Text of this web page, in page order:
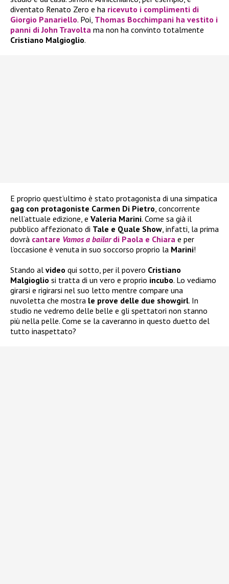
diventato Renato Zero e ha ricevuto i complimenti di
Giorgio Panariello. Poi, Thomas Bocchimpani ha vestito i
panni di John Travolta ma non ha convinto totalmente
Cristiano Malgioglio.
E proprio quest’ultimo è stato protagonista di una simpatica
gag con protagoniste Carmen Di Pietro, concorrente
nell’attuale edizione, e Valeria Marini. Come sa già il
pubblico affezionato di Tale e Quale Show, infatti, la prima
dovrà cantare Vamos a bailardi Paola e Chiara e per
l’occasione è venuta in suo soccorso proprio la Marini!
Stando al video qui sotto, per il povero Cristiano
Malgioglio si tratta di un vero e proprio incubo. Lo vediamo
girarsi e rigirarsi nel suo letto mentre compare una
nuvoletta che mostra le prove delle due showgirl. In
studio ne vedremo delle belle e gli spettatori non stanno
più nella pelle. Come se la caveranno in questo duetto del
tutto inaspettato?